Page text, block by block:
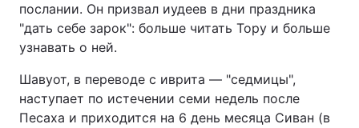
послании. Он призвал иудеев в дни праздника
"дать себе зарок": больше читать Тору и больше
узнавать о ней.
Шавуот, в переводе с иврита — "седмицы",
наступает по истечении семи недель после
Песаха и приходится на 6 день месяца Сиван (в